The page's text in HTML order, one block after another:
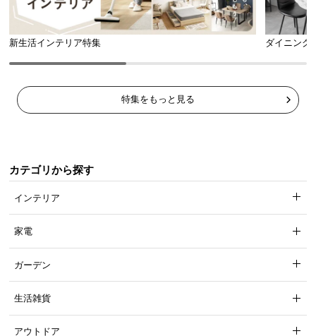
新生活インテリア特集 ダイニング
特集をもっと見る
カテゴリから探す
インテリア
家電
ガーデン
生活雑貨
アウトドア